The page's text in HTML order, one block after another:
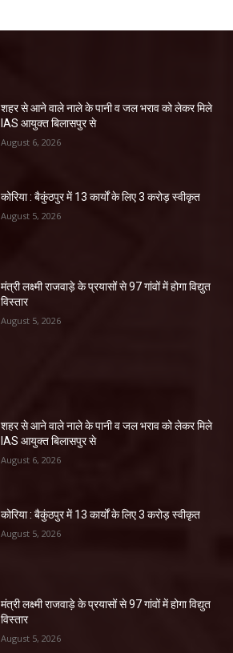
शहर से आने वाले नाले के पानी व जल भराव को लेकर मिले
IAS आयुक्त बिलासपुर से
August 6, 2026
कोरिया : बैकुंठपुर में 13 कार्यों के लिए 3 करोड़ स्वीकृत
August 5, 2026
मंत्री लक्ष्मी राजवाड़े के प्रयासों से 97 गांवों में होगा विद्युत
विस्तार
August 5, 2026
शहर से आने वाले नाले के पानी व जल भराव को लेकर मिले
IAS आयुक्त बिलासपुर से
August 6, 2026
कोरिया : बैकुंठपुर में 13 कार्यों के लिए 3 करोड़ स्वीकृत
August 5, 2026
मंत्री लक्ष्मी राजवाड़े के प्रयासों से 97 गांवों में होगा विद्युत
विस्तार
August 5, 2026